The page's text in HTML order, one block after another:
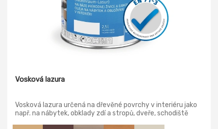
Vosková lazura
Vosková lazura určená na dřevěné povrchy v interiéru jako
např. na nábytek, obklady zdí a stropů, dveře, schodiště